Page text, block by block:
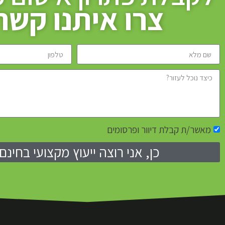
צרו איתנו
מאשר/ת קבלת דיוור ופרסומים
כן, אני רוצה ייעוץ מקצועי